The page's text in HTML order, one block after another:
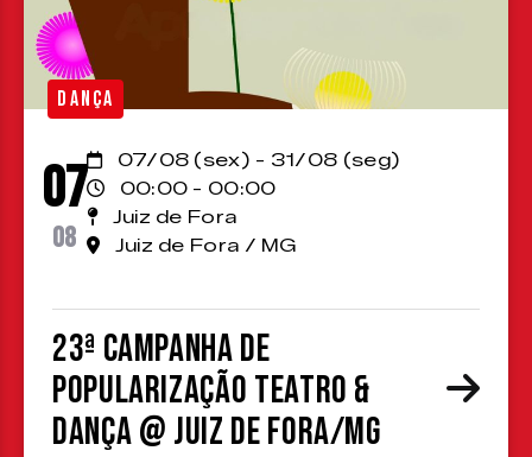
DANÇA
07
08
07/08 (sex) - 31/08 (seg)
00:00 - 00:00
Juiz de Fora
Juiz de Fora / MG
23ª Campanha de
Popularização Teatro &
Dança @ Juiz de Fora/MG